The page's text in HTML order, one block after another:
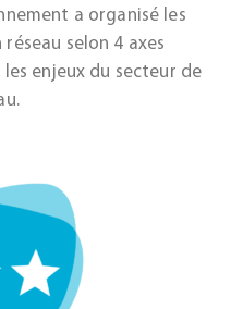
a organisé les
selon 4 axes
enjeux du secteur de